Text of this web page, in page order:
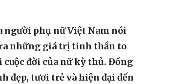
người phụ nữ Việt Nam nói
ra những giá trị tinh thần to
đời của nữ kỳ thủ. Đồng
đẹp, tươi trẻ và hiện đại đến